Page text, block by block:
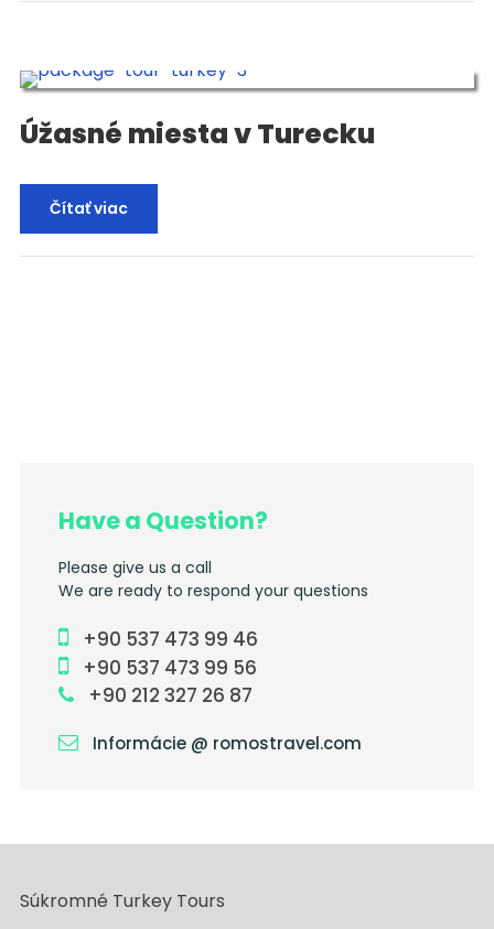
Úžasné miesta v Turecku
Čítať viac
Have a Question?
Please give us a call
We are ready to respond your questions
+90 537 473 99 46
+90 537 473 99 56
+90 212 327 26 87
Informácie @ romostravel.com
Súkromné Turkey Tours